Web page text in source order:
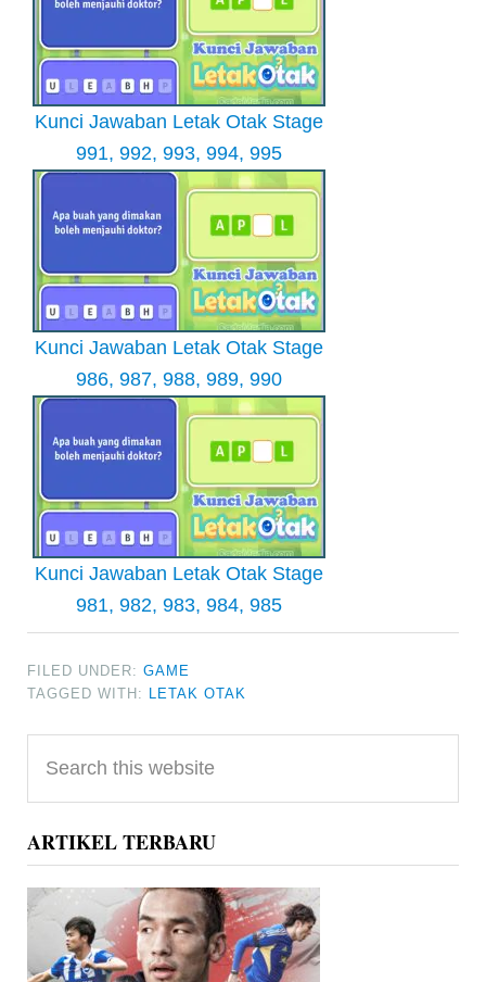
Kunci Jawaban Letak Otak Stage
991, 992, 993, 994, 995
Kunci Jawaban Letak Otak Stage
986, 987, 988, 989, 990
Kunci Jawaban Letak Otak Stage
981, 982, 983, 984, 985
FILED UNDER:GAME
TAGGED WITH: LETAK OTAK
Primary
Sidebar
this
website
ARTIKEL TERBARU